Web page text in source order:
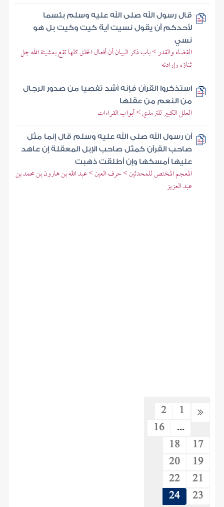
قال رسول الله صلى الله عليه وسلم بئسما
لأحدكم أن يقول نسيت آية كيت وكيت بل هو
نسي
القضاء والقدر > باب ذكر البيان أن أفعال الخلق كلها تقع بمشيئة الله جل
ثناؤه وإرادته
استذكروا القرآن فإنه أشد تفصيا من صدور الرجال
من النعم من عقلها
العلل الكبير للترمذي > أبواب القراءات
أن رسول الله صلى الله عليه وسلم قال إنما مثل
صاحب القرآن كمثل صاحب الإبل المعقلة إن عاهد
عليها أمسكها وإن أطلقت ذهبت
المعجم المختص للمحدثين > حرف العين > عبد الله بن هارون بن محمد بن
عبد العزيز
1
2
...
16
17
18
19
20
21
22
23
24